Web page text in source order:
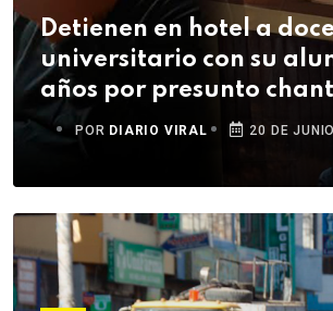
Detienen en hotel a
universitario con su
años por presunto
sexual
POR DIARIO VIRAL 20 DE